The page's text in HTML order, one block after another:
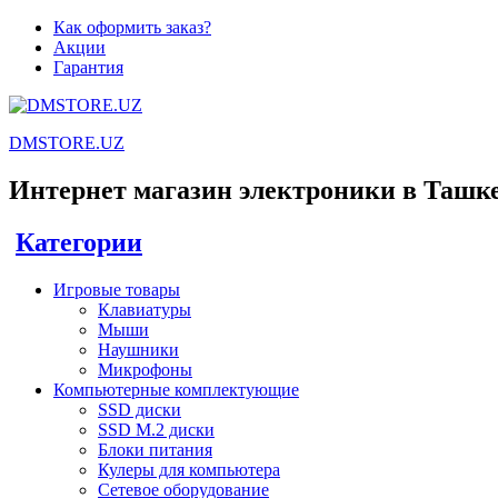
Как оформить заказ?
Акции
Гарантия
DMSTORE.UZ
Интернет магазин электроники в
Категории
Игровые товары
Клавиатуры
Мыши
Наушники
Микрофоны
Компьютерные комплектующие
SSD диски
SSD M.2 диски
Блоки питания
Кулеры для компьютера
Сетевое оборудование